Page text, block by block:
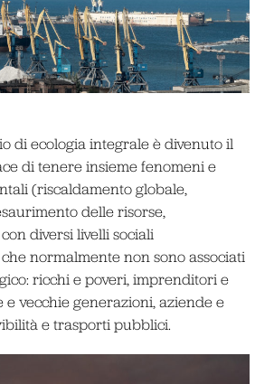
di ecologia integrale è divenuto il
di tenere insieme fenomeni e
(riscaldamento globale,
delle risorse,
diversi livelli sociali
normalmente non sono associati
ricchi e poveri, imprenditori e
e vecchie generazioni, aziende e
e trasporti pubblici.